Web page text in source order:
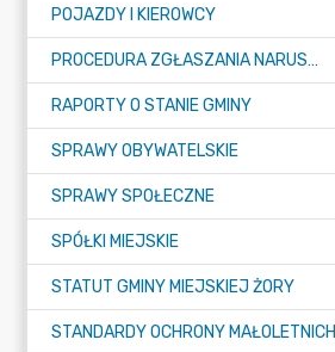
POJAZDY I KIEROWCY
PROCEDURA ZGŁASZANIA NARUSZEŃ PRAWA
RAPORTY O STANIE GMINY
SPRAWY OBYWATELSKIE
SPRAWY SPOŁECZNE
SPÓŁKI MIEJSKIE
STATUT GMINY MIEJSKIEJ ŻORY
STANDARDY OCHRONY MAŁOLETNICH